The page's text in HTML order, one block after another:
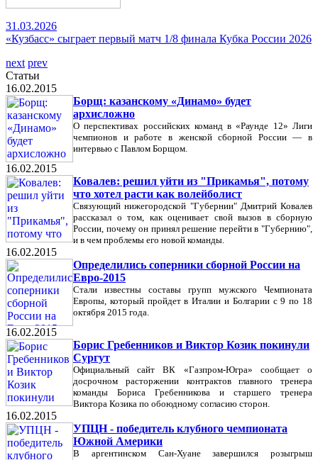
31.03.2026
«Кузбасс» сыграет первый матч 1/8 финала Кубка России 2026
next prev
Статьи
16.02.2015
Борщ: казанскому «Динамо» будет
архисложно
О перспективах российских команд в «Раунде 12» Лиги
чемпионов и работе в женской сборной России — в
интервью с Павлом Борщом.
16.02.2015
Ковалев: решил уйти из "Прикамья", потому
что хотел расти как волейболист
Связующий нижегородской "Губернии" Дмитрий Ковалев
рассказал о том, как оценивает свой вызов в сборную
России, почему он принял решение перейти в "Губернию",
и в чем проблемы его новой команды.
16.02.2015
Определились соперники сборной России на
Евро-2015
Стали известны составы групп мужского Чемпионата
Европы, который пройдет в Италии и Болгарии с 9 по 18
октября 2015 года.
16.02.2015
Борис Гребенников и Виктор Козик покинули
Сургут
Официальный сайт ВК «Газпром-Югра» сообщает о
досрочном расторжении контрактов главного тренера
команды Бориса Гребенникова и старшего тренера
Виктора Козика по обоюдному согласию сторон.
16.02.2015
УПЦН - победитель клубного чемпионата
Южной Америки
В аргентинском Сан-Хуане завершился розыгрыш